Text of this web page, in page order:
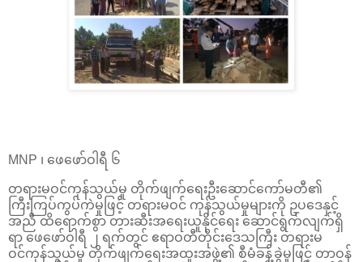
MNP ၊ ဖေဖော်ဝါရီ ၆
တရားမဝင်ကုန်သွယ်မှု တိုက်ဖျက်ရေးဦးဆောင်ကော်မတီ၏
ကြီးကြပ်ကွပ်ကဲမှုဖြင့် တရားမဝင် ကုန်သွယ်မှုများကို ဥပဒေနှင့်
အညီ ထိရောက်စွာ တားဆီးအရေးယူနိုင်ရေး ဆောင်ရွက်လျက်ရှိ
ရာ ဖေဖော်ဝါရီ ၂ ရက်တွင် ဧရာဝတီတိုင်းဒေသကြီး တရားမ
ဝင်ကုန်သွယ်မှု တိုက်ဖျက်ရေးအထူးအဖွဲ့၏ စီမံခန့်ခွဲမှုဖြင့် တာဝန်